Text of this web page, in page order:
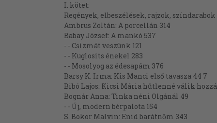
I. kötet:
Regények, elbeszélések, rajzok, színdarabok
Ambrus Zoltán: A porcellán 314
Babay József: A mankó 537
- - Csizmát veszünk 121
- - Kuglosits énekel 283
- - Mosolyog az édesapám 376
Barsy K. Irma: Kis Manci első tavasza 44 7
Bibó Lajos: Kicsi Mária hűtlenné válik
Bognár Anna: Tinka néni Olgánál 49
- - Új, modern bérpalota 154
S. Bokor Malvin: Enid barátnőm 343